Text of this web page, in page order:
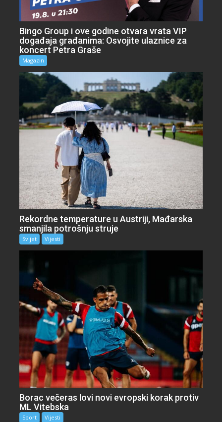
Bingo Group i ove godine otvara vrata VIP
događaja građanima: Osvojite ulaznice za
koncert Petra Graše
Magazin
Rekordne temperature u Austriji, Mađarska
smanjila potrošnju struje
Svijet Vijesti
Borac večeras lovi novi evropski korak protiv
ML Vitebska
Sport Vijesti